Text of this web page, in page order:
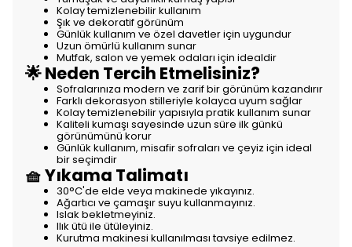
Kolay temizlenebilir kullanım
Şık ve dekoratif görünüm
Günlük kullanım ve özel davetler için uygundur
Uzun ömürlü kullanım sunar
Mutfak, salon ve yemek odaları için idealdir
🌟 Neden Tercih Etmelisiniz?
Sofralarınıza modern ve zarif bir görünüm kazandırır
Farklı dekorasyon stilleriyle kolayca uyum sağlar
Kolay temizlenebilir yapısıyla pratik kullanım sunar
Kaliteli kumaşı sayesinde uzun süre ilk günkü
görünümünü korur
Günlük kullanım, misafir sofraları ve çeyiz için ideal
bir seçimdir
🧺 Yıkama Talimatı
30°C'de elde veya makinede yıkayınız.
Ağartıcı ve çamaşır suyu kullanmayınız.
Islak bekletmeyiniz.
Ilık ütü ile ütüleyiniz.
Kurutma makinesi kullanılması tavsiye edilmez.